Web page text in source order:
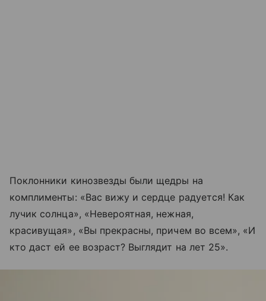
Поклонники кинозвезды были щедры на
комплименты: «Вас вижу и сердце радуется! Как
лучик солнца», «Невероятная, нежная,
красивущая», «Вы прекрасны, причем во всем», «И
кто даст ей ее возраст? Выглядит на лет 25».